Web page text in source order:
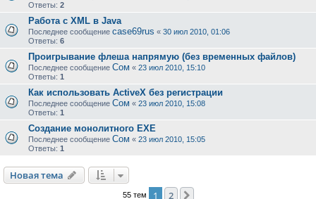
Ответы: 2
Работа с XML в Java
Последнее сообщение case69rus « 30 июл 2010, 01:06
Ответы: 6
Проигрывание флеша напрямую (без временных файлов)
Последнее сообщение Сом « 23 июл 2010, 15:10
Ответы: 1
Как использовать ActiveX без регистрации
Последнее сообщение Сом « 23 июл 2010, 15:08
Ответы: 1
Создание монолитного EXE
Последнее сообщение Сом « 23 июл 2010, 15:05
Ответы: 1
Новая тема
55 тем 1 2